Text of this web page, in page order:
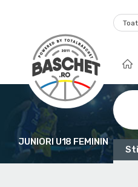
JUNIORI U18 FEMININ